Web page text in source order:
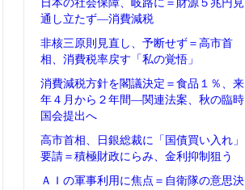
日本の社会保障、岐路に＝財源５兆円見
通し立たず―消費減税
非核三原則見直し、予断せず＝高市首
相、消費税率戻す「私の覚悟」
消費減税方針を閣議決定＝食品１％、来
年４月から２年間―関連法案、秋の臨時
国会提出へ
高市首相、日銀総裁に「国債買い入れ」
要請＝積極財政にらみ、金利抑制狙う
ＡＩの軍事利用に焦点＝自衛隊の意思決